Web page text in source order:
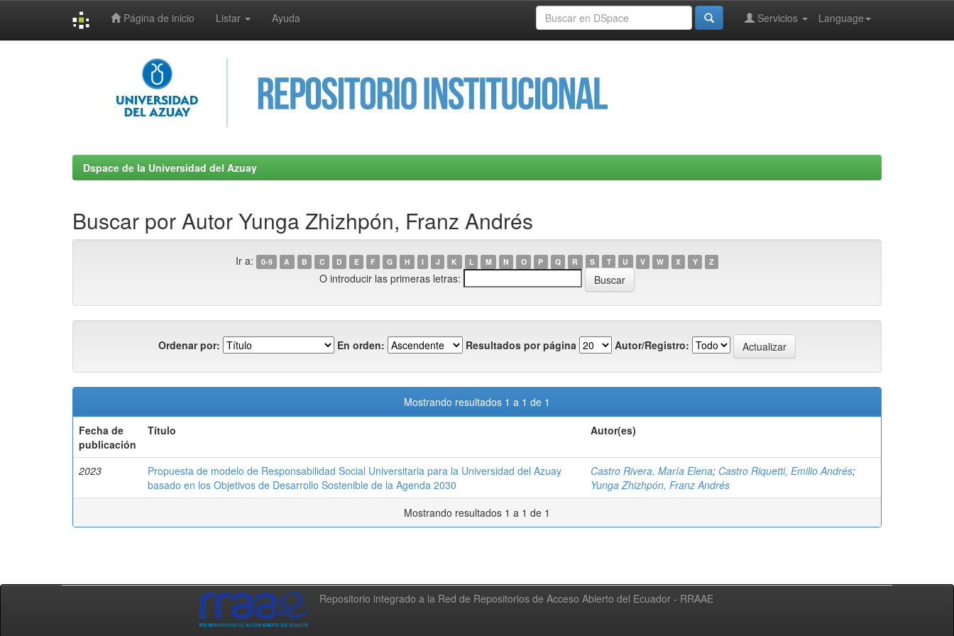
Página de inicio Listar Ayuda Language
Servicios
Dspace de la Universidad del Azuay
Buscar por Autor Yunga Zhizhpón, Franz Andrés
Ir a: 0-9 A B C D E F G H I J K L M N O P Q R S T U V W X Y Z
O introducir las primeras letras:
Ordenar por: En orden: Resultados por página Autor/Registro:
Mostrando resultados 1 a 1 de 1
Fecha de
publicación
Título Autor(es)
2023
Propuesta de modelo de Responsabilidad Social Universitaria para la Universidad del Azuay
basado en los Objetivos de Desarrollo Sostenible de la Agenda 2030
Castro Rivera, María Elena; Castro Riquetti, Emilio Andrés;
Yunga Zhizhpón, Franz Andrés
Mostrando resultados 1 a 1 de 1
Repositorio integrado a la Red de Repositorios de Acceso Abierto del Ecuador - RRAAE